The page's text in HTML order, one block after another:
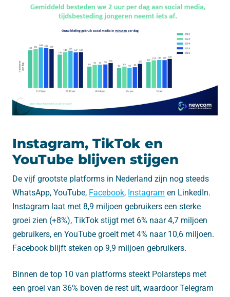
Instagram, TikTok en
YouTube blijven stijgen
De vijf grootste platforms in Nederland zijn nog steeds
WhatsApp, YouTube, Facebook, Instagram en LinkedIn.
Instagram laat met 8,9 miljoen gebruikers een sterke
groei zien (+8%), TikTok stijgt met 6% naar 4,7 miljoen
gebruikers, en YouTube groeit met 4% naar 10,6 miljoen.
Facebook blijft steken op 9,9 miljoen gebruikers.
Binnen de top 10 van platforms steekt Polarsteps met
een groei van 36% boven de rest uit, waardoor Telegram